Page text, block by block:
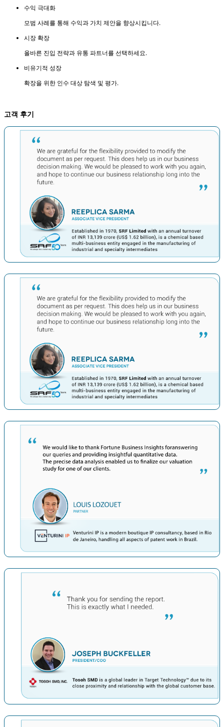
수익 극대화
모범 사례를 통해 수익과 가치 제안을 향상시킵니다.
시장 확장
올바른 진입 전략과 유통 파트너를 선택하세요.
비유기적 성장
확장을 위한 인수 대상 탐색 및 평가.
고객 후기